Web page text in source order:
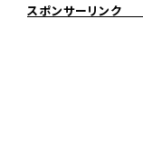
スポンサーリンク